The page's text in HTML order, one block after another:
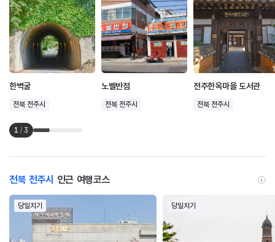
한벽굴
전북 전주시
노벨반점
전북 전주시
전주한옥마을 도서관
전북 전주시
1 / 3
전북 전주시 인근 여행코스
당일치기 당일치기